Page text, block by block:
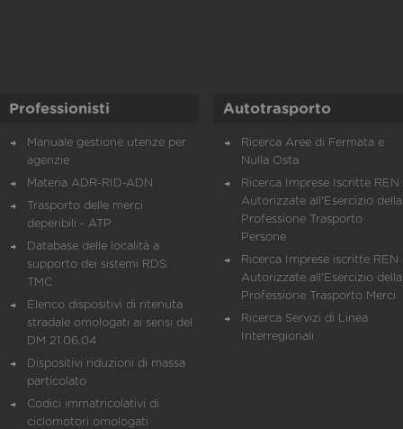
Professionisti
Manuale gestione utenze per
agenzie
Materia ADR-RID-ADN
Trasporto delle merci
deperibili - ATP
Database delle località a
supporto dei sistemi RDS
TMC
Elenco dispositivi di ritenuta
stradale omologati ai sensi del
DM 21.06.04
Dispositivi riduzioni di massa
particolato
Codici immatricolativi di
ciclomotori omologati
Autotrasporto
Ricerca Aree di Fermata e
Nulla Osta
Ricerca Imprese Iscritte REN
Autorizzate all'Esercizio della
Professione Trasporto
Persone
Ricerca Imprese iscritte REN
Autorizzate all'Esercizio della
Professione Trasporto Merci
Ricerca Servizi di Linea
Interregionali